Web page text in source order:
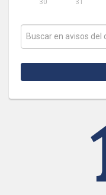
30
31